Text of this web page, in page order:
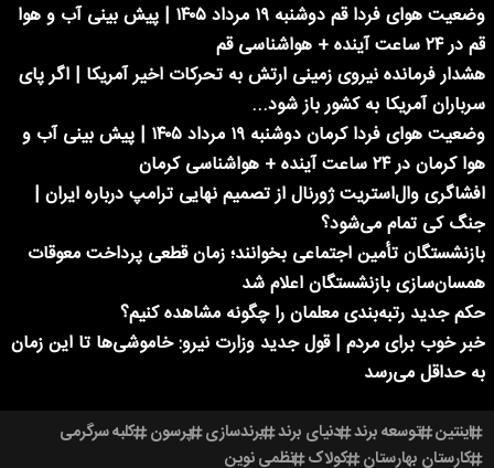
وضعیت هوای فردا قم دوشنبه ۱۹ مرداد ۱۴۰۵ | پیش بینی آب و هوا
قم در ۲۴ ساعت آینده + هواشناسی قم
هشدار فرمانده نیروی زمینی ارتش به تحرکات اخیر آمریکا | اگر پای
سرباران آمریکا به کشور باز شود...
وضعیت هوای فردا کرمان دوشنبه ۱۹ مرداد ۱۴۰۵ | پیش بینی آب و
هوا کرمان در ۲۴ ساعت آینده + هواشناسی کرمان
افشاگری وال‌استریت ژورنال از تصمیم نهایی ترامپ درباره ایران |
جنگ کی تمام می‌شود؟
بازنشستگان تأمین اجتماعی بخوانند؛ زمان قطعی پرداخت معوقات
همسان‌سازی بازنشستگان اعلام شد
حکم جدید رتبه‌بندی معلمان را چگونه مشاهده کنیم؟
خبر خوب برای مردم | قول جدید وزارت نیرو: خاموشی‌ها تا این زمان
به حداقل می‌رسد
اینتین توسعه برند دنیای برند برندسازی پرسون کلبه سرگرمی
کارستان بهارستان کولاک نظمی نوین